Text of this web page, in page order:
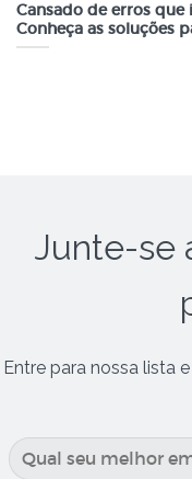
Cansado de erros que
Conheça as soluções
Junte-se
Entre para nossa lista